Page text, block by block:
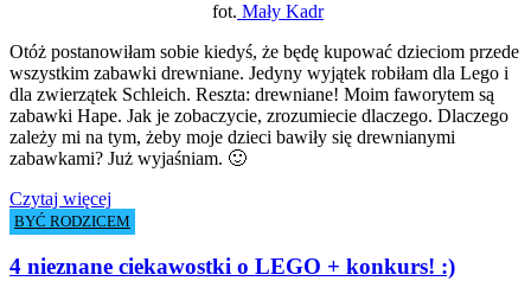
fot. Mały Kadr
Otóż postanowiłam sobie kiedyś, że będę kupować dzieciom przede
wszystkim zabawki drewniane. Jedyny wyjątek robiłam dla Lego i
dla zwierzątek Schleich. Reszta: drewniane! Moim faworytem są
zabawki Hape. Jak je zobaczycie, zrozumiecie dlaczego. Dlaczego
zależy mi na tym, żeby moje dzieci bawiły się drewnianymi
zabawkami? Już wyjaśniam. 🙂
Czytaj więcej
BYĆ RODZICEM
4 nieznane ciekawostki o LEGO + konkurs! :)